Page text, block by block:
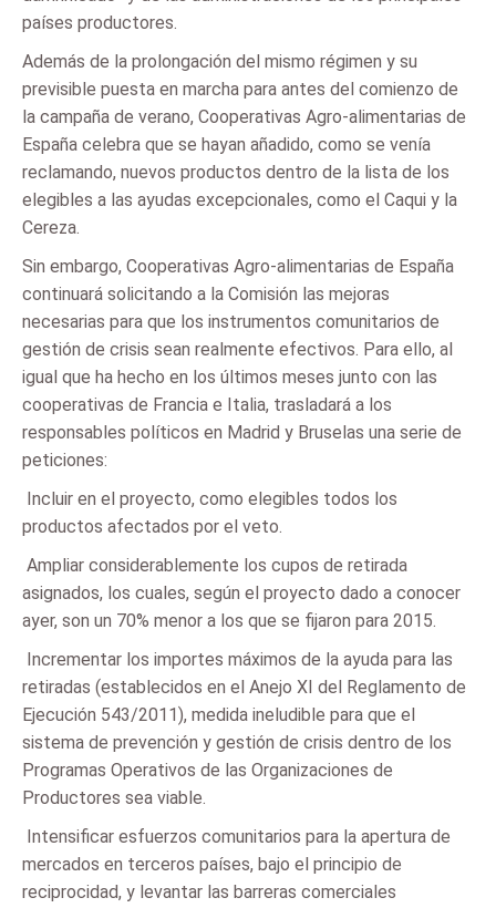
países productores.
Además de la prolongación del mismo régimen y su
previsible puesta en marcha para antes del comienzo de
la campaña de verano, Cooperativas Agro-alimentarias de
España celebra que se hayan añadido, como se venía
reclamando, nuevos productos dentro de la lista de los
elegibles a las ayudas excepcionales, como el Caqui y la
Cereza.
Sin embargo, Cooperativas Agro-alimentarias de España
continuará solicitando a la Comisión las mejoras
necesarias para que los instrumentos comunitarios de
gestión de crisis sean realmente efectivos. Para ello, al
igual que ha hecho en los últimos meses junto con las
cooperativas de Francia e Italia, trasladará a los
responsables políticos en Madrid y Bruselas una serie de
peticiones:
 Incluir en el proyecto, como elegibles todos los
productos afectados por el veto.
 Ampliar considerablemente los cupos de retirada
asignados, los cuales, según el proyecto dado a conocer
ayer, son un 70% menor a los que se fijaron para 2015.
 Incrementar los importes máximos de la ayuda para las
retiradas (establecidos en el Anejo XI del Reglamento de
Ejecución 543/2011), medida ineludible para que el
sistema de prevención y gestión de crisis dentro de los
Programas Operativos de las Organizaciones de
Productores sea viable.
 Intensificar esfuerzos comunitarios para la apertura de
mercados en terceros países, bajo el principio de
reciprocidad, y levantar las barreras comerciales